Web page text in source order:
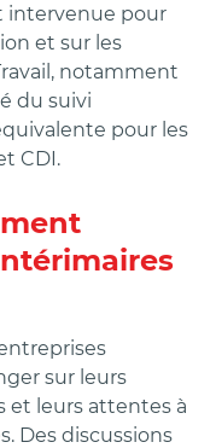
intervenue pour
et sur les
notamment
du suivi
pour les
CDI.
sur leurs
et leurs attentes à
Des discussions